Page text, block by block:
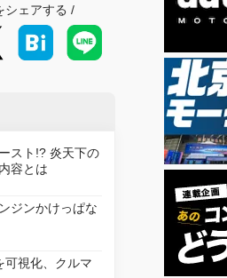
シェアする /
スト!? 炎天下の
容とは
ジンかけっぱな
可視化、クルマ